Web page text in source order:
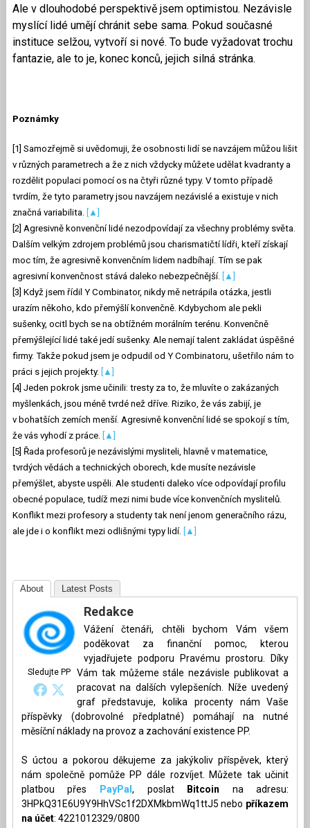
Ale v dlouhodobé perspektivě jsem optimistou. Nezávisle
myslící lidé umějí chránit sebe sama. Pokud současné
instituce selžou, vytvoří si nové. To bude vyžadovat trochu
fantazie, ale to je, konec konců, jejich silná stránka.
Poznámky
[1] Samozřejmě si uvědomuji, že osobnosti lidí se navzájem můžou lišit
v různých parametrech a že z nich vždycky můžete udělat kvadranty a
rozdělit populaci pomocí os na čtyři různé typy. V tomto případě
tvrdím, že tyto parametry jsou navzájem nezávislé a existuje v nich
značná variabilita. [▲]
[2] Agresivně konvenční lidé nezodpovídají za všechny problémy světa.
Dalším velkým zdrojem problémů jsou charismatičtí lídři, kteří získají
moc tím, že agresivně konvenčním lidem nadbíhají. Tím se pak
agresivní konvenčnost stává daleko nebezpečnější. [▲]
[3] Když jsem řídil Y Combinator, nikdy mě netrápila otázka, jestli
urazím někoho, kdo přemýšlí konvenčně. Kdybychom ale pekli
sušenky, ocitl bych se na obtížném morálním terénu. Konvenčně
přemýšlející lidé také jedí sušenky. Ale nemají talent zakládat úspěšné
firmy. Takže pokud jsem je odpudil od Y Combinatoru, ušetřilo nám to
práci s jejich projekty. [▲]
[4] Jeden pokrok jsme učinili: tresty za to, že mluvíte o zakázaných
myšlenkách, jsou méně tvrdé než dříve. Riziko, že vás zabijí, je
v bohatších zemích menší. Agresivně konvenční lidé se spokojí s tím,
že vás vyhodí z práce. [▲]
[5] Řada profesorů je nezávislými mysliteli, hlavně v matematice,
tvrdých vědách a technických oborech, kde musíte nezávisle
přemýšlet, abyste uspěli. Ale studenti daleko více odpovídají profilu
obecné populace, tudíž mezi nimi bude více konvenčních myslitelů.
Konflikt mezi profesory a studenty tak není jenom generačního rázu,
ale jde i o konflikt mezi odlišnými typy lidí. [▲]
About Latest Posts
Sledujte PP
Redakce
Vážení čtenáři, chtěli bychom Vám všem
poděkovat za finanční pomoc, kterou
vyjadřujete podporu Pravému prostoru. Díky
Vám tak můžeme stále nezávisle publikovat a
pracovat na dalších vylepšeních. Níže uvedený
graf představuje, kolika procenty nám Vaše
příspěvky (dobrovolné předplatné) pomáhají na nutné
měsíční náklady na provoz a zachování existence PP.
S úctou a pokorou děkujeme za jakýkoliv příspěvek, který
nám společně pomůže PP dále rozvíjet. Můžete tak učinit
platbou přes
PayPal, poslat Bitcoin na adresu:
3HPkQ31E6U9Y9HhVSc1f2DXMkbmWq1ttJ5 nebo příkazem
na účet: 4221012329/0800